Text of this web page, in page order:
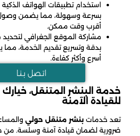
استخدام تطبيقات الهواتف
بسرعة وسهولة، مما يضمن وصول
أقرب وقت ممكن.
مشاركة الموقع الجغرافي
بدقة وتسريع تقديم الخدمة،
أسرع وأكثر كفاءة.
اتـصل بـنـا
خدمة البنشر المتنقل،
للقيادة الآمنة
تعد خدمات بنشر متنقل حولي
ضرورية لضمان قيادة آمنة وسلسة.